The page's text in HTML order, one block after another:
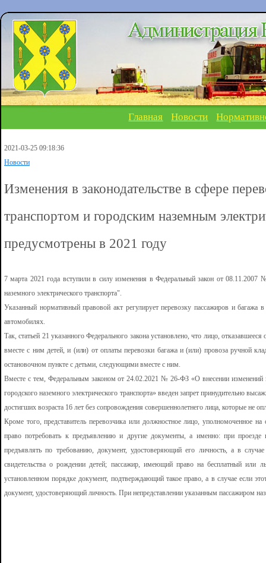
Главная Новости
2021-03-25 09:18:36
Новости
Изменения в законодательстве в сфере
транспортом и городским наземным
предусмотрены в 2021 году
7 марта 2021 года вступили в силу изменения в Федеральный закон от 08.11.2007
наземного электрического транспорта".
Указанный нормативный правовой акт регулирует перевозку пассажиров и багажа
автомобилях.
Так, статьей 21 указанного Федерального закона установлено, что лицо,
вместе с ним детей, и (или) от оплаты перевозки багажа и (или) провоза ручной
остановочном пункте с детьми, следующими вместе с ним.
Вместе с тем, Федеральным законом от 24.02.2021 № 26-ФЗ «О внесении изменений
городского наземного электрического транспорта» введен запрет принудительно
достигших возраста 16 лет без сопровождения совершеннолетнего лица, которые не
Кроме того, представитель перевозчика или должностное лицо, уполномоченное на
право потребовать к предъявлению и другие документы, а именно: при
предъявлять по требованию, документ, удостоверяющий его личность, а в
свидетельства о рождении детей; пассажир, имеющий право на бесплатный или
установленном порядке документ, подтверждающий такое право, а в случае если
документ, удостоверяющий личность. При непредставлении указанным пассажиром